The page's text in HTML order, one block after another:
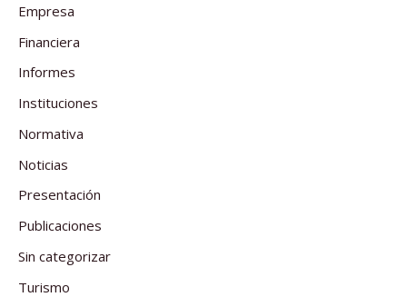
Empresa
Financiera
Informes
Instituciones
Normativa
Noticias
Presentación
Publicaciones
Sin categorizar
Turismo